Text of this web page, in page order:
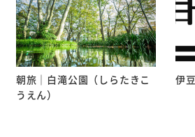
朝旅｜白滝公園（しらたきこ
うえん）
伊